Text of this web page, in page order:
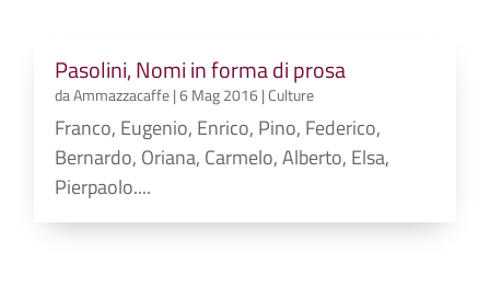
Pasolini, Nomi in forma di prosa
daAmmazzacaffe|6 Mag 2016|Culture
Franco, Eugenio, Enrico, Pino, Federico,
Bernardo, Oriana, Carmelo, Alberto, Elsa,
Pierpaolo....